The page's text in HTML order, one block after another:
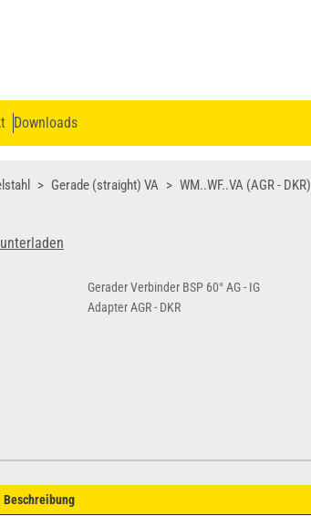
Downloads
Gerade (straight) VA WM..WF..VA (AGR - DKR)
Gerader Verbinder BSP 60° AG - IG
Adapter AGR - DKR
Beschreibung